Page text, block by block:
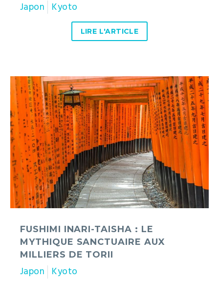
Japon Kyoto
LIRE L'ARTICLE
Fushimi
Inari-
Taisha
:
le
mythique
sanctuaire
aux
milliers
de
torii
FUSHIMI INARI-TAISHA : LE
MYTHIQUE SANCTUAIRE AUX
MILLIERS DE TORII
Japon Kyoto